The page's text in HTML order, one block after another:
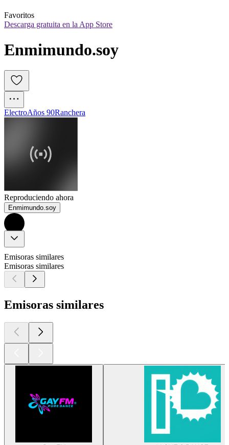
Favoritos
Descarga gratuita en la App Store
Enmimundo.soy
ElectroAños 90Ranchera
Reproduciendo ahora
Enmimundo.soy
Emisoras similares
Emisoras similares
Emisoras similares